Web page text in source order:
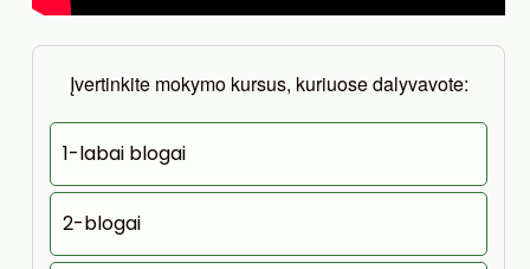
Įvertinkite mokymo kursus, kuriuose dalyvavote:
1-labai blogai
2-blogai